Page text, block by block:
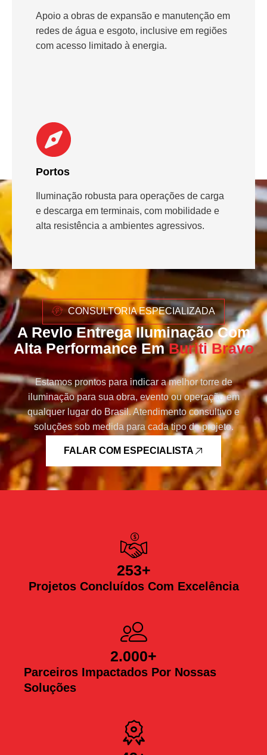
Apoio a obras de expansão e manutenção em
redes de água e esgoto, inclusive em regiões
com acesso limitado à energia.
Portos
Iluminação robusta para operações de carga
e descarga em terminais, com mobilidade e
alta resistência a ambientes agressivos.
CONSULTORIA ESPECIALIZADA
A Revlo Entrega Iluminação Com
Alta Performance EmBuriti Bravo
Estamos prontos para indicar a melhor torre de
iluminação para sua obra, evento ou operação em
qualquer lugar do Brasil. Atendimento consultivo e
soluções sob medida para cada tipo de projeto.
FALAR COM ESPECIALISTA
Projetos Concluídos Com Excelência
253+
Parceiros Impactados Por Nossas
Soluções
2.000+